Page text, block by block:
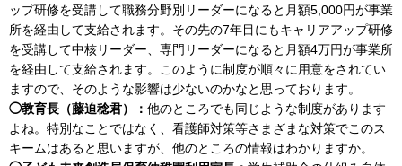
ップ研修を受講して職務分野別リーダーになると月額5,000円が事業
所を経由して支給されます。その先の7年目にもキャリアアップ研修
を受講して中核リーダー、専門リーダーになると月額4万円が事業所
を経由して支給されます。このように制度が順々に用意をされてい
ますので、そのような影響は少ないのかなと思っております。
◯教育長（藤迫稔君）： 他のところでも同じような制度があります
よね。特別なことではなく、看護師対策等さまざまな対策でこのス
キームはあると思いますが、他のところの情報はわかりますか。